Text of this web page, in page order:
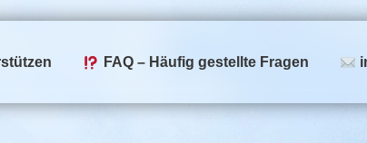
FAQ – Häufig gestellte Fragen